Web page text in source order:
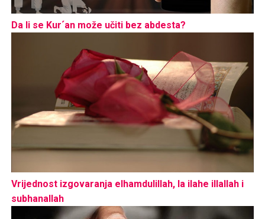
Da li se Kur´an može učiti bez abdesta?
Vrijednost izgovaranja elhamdulillah, la ilahe illallah i
subhanallah